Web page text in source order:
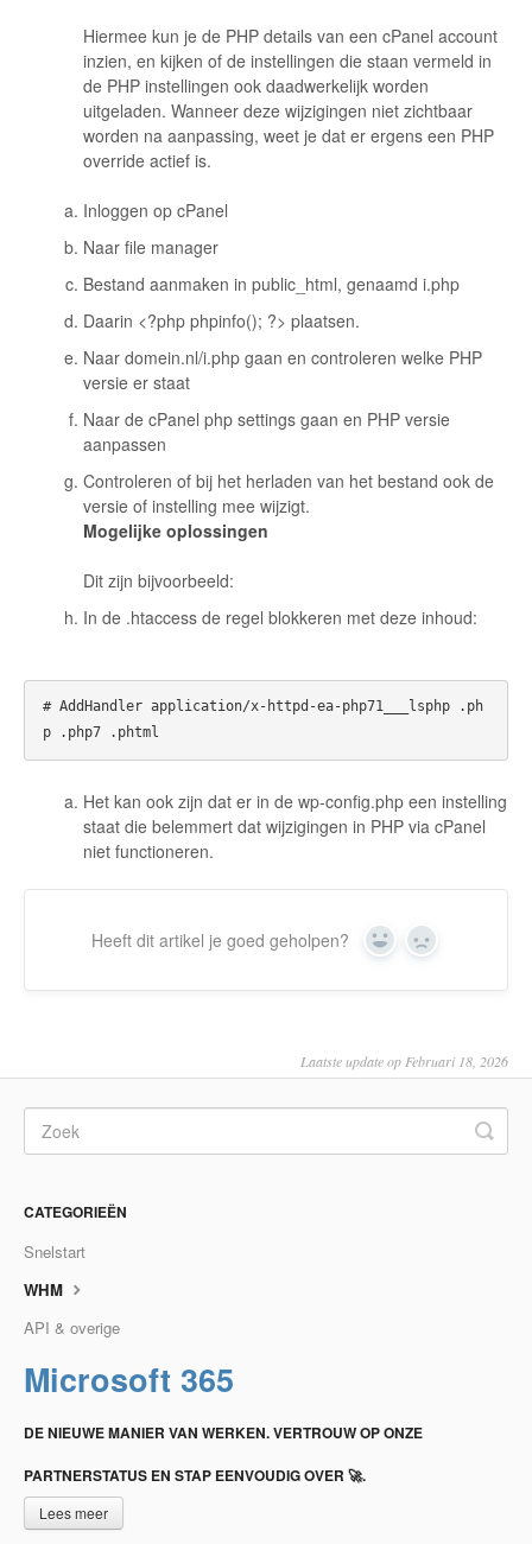
Hiermee kun je de PHP details van een cPanel account
inzien, en kijken of de instellingen die staan vermeld in
de PHP instellingen ook daadwerkelijk worden
uitgeladen. Wanneer deze wijzigingen niet zichtbaar
worden na aanpassing, weet je dat er ergens een PHP
override actief is.
Inloggen op cPanel
Naar file manager
Bestand aanmaken in public_html, genaamd i.php
Daarin <?php phpinfo(); ?> plaatsen.
Naar domein.nl/i.php gaan en controleren welke PHP
versie er staat
Naar de cPanel php settings gaan en PHP versie
aanpassen
Controleren of bij het herladen van het bestand ook de
versie of instelling mee wijzigt.
Mogelijke oplossingen
Dit zijn bijvoorbeeld:
In de .htaccess de regel blokkeren met deze inhoud:
# AddHandler application/x-httpd-ea-php71___lsphp .ph
Het kan ook zijn dat er in de wp-config.php een instelling
staat die belemmert dat wijzigingen in PHP via cPanel
niet functioneren.
Heeft dit artikel je goed geholpen? Yes No
Laatste update op Februari 18, 2026
CATEGORIEËN
Snelstart
WHM
API & overige
Microsoft 365
DE NIEUWE MANIER VAN WERKEN. VERTROUW OP ONZE
PARTNERSTATUS EN STAP EENVOUDIG OVER 🚀.
Lees meer